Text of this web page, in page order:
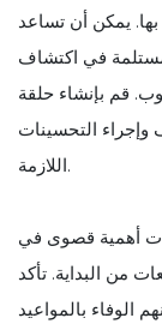
يمكن أن تساعد
في اكتشاف
قم بإنشاء حلقة
التحسينات
اللازمة.
أهمية قصوى في
من البداية. تأكد
الوفاء بالمواعيد